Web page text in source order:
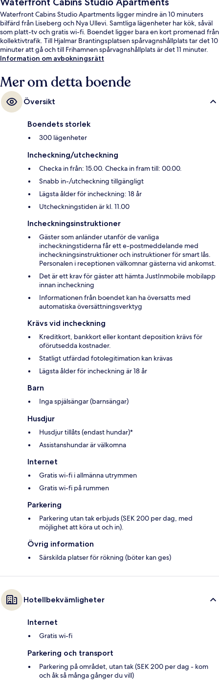
Waterfront Cabins Studio Apartments ligger mindre än 10 minuters
bilfärd från Liseberg och Nya Ullevi. Samtliga lägenheter har kök, såväl
som platt-tv och gratis wi-fi. Boendet ligger bara en kort promenad från
kollektivtrafik. Till Hjalmar Brantingsplatsen spårvagnshållplats tar det 10
minuter att gå och till Frihamnen spårvagnshållplats är det 11 minuter.
Information om avbokningsrätt
Mer om detta boende
Översikt
Boendets storlek
300 lägenheter
Incheckning/utcheckning
Checka in från: 15.00. Checka in fram till: 00.00.
Snabb in-/utcheckning tillgängligt
Lägsta ålder för incheckning: 18 år
Utcheckningstiden är kl. 11.00
Incheckningsinstruktioner
Gäster som anländer utanför de vanliga
incheckningstiderna får ett e-postmeddelande med
incheckningsinstruktioner och instruktioner för smart lås.
Personalen i receptionen välkomnar gästerna vid ankomst.
Det är ett krav för gäster att hämta JustInmobile mobilapp
innan incheckning
Informationen från boendet kan ha översatts med
automatiska översättningsverktyg
Krävs vid incheckning
Kreditkort, bankkort eller kontant deposition krävs för
oförutsedda kostnader.
Statligt utfärdad fotolegitimation kan krävas
Lägsta ålder för incheckning är 18 år
Barn
Inga spjälsängar (barnsängar)
Husdjur
Husdjur tillåts (endast hundar)*
Assistanshundar är välkomna
Internet
Gratis wi-fi i allmänna utrymmen
Gratis wi-fi på rummen
Parkering
Parkering utan tak erbjuds (SEK 200 per dag, med
möjlighet att köra ut och in).
Övrig information
Särskilda platser för rökning (böter kan ges)
Hotellbekvämligheter
Internet
Gratis wi-fi
Parkering och transport
Parkering på området, utan tak (SEK 200 per dag - kom
och åk så många gånger du vill)